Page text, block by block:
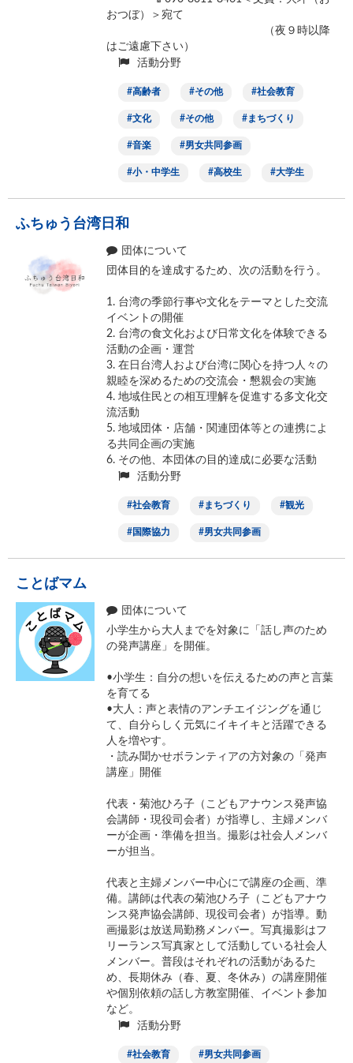
おつぼ）＞宛て
（夜９時以降
はご遠慮下さい）
活動分野
高齢者 その他 社会教育
文化 その他 まちづくり
音楽 男女共同参画
小・中学生 高校生 大学生
ふちゅう台湾日和
団体について
団体目的を達成するため、次の活動を行う。
1. 台湾の季節行事や文化をテーマとした交流
イベントの開催
2. 台湾の食文化および日常文化を体験できる
活動の企画・運営
3. 在日台湾人および台湾に関心を持つ人々の
親睦を深めるための交流会・懇親会の実施
4. 地域住民との相互理解を促進する多文化交
流活動
5. 地域団体・店舗・関連団体等との連携によ
る共同企画の実施
6. その他、本団体の目的達成に必要な活動
活動分野
社会教育 まちづくり 観光
国際協力 男女共同参画
ことばマム
団体について
小学生から大人までを対象に「話し声のため
の発声講座」を開催。
•小学生：自分の想いを伝えるための声と言葉
を育てる
•大人：声と表情のアンチエイジングを通じ
て、自分らしく元気にイキイキと活躍できる
人を増やす。
・読み聞かせボランティアの方対象の「発声
講座」開催
代表・菊池ひろ子（こどもアナウンス発声協
会講師・現役司会者）が指導し、主婦メンバ
ーが企画・準備を担当。撮影は社会人メンバ
ーが担当。
代表と主婦メンバー中心にで講座の企画、準
備。講師は代表の菊池ひろ子（こどもアナウ
ンス発声協会講師、現役司会者）が指導。動
画撮影は放送局勤務メンバー。写真撮影はフ
リーランス写真家として活動している社会人
メンバー。普段はそれぞれの活動があるた
め、長期休み（春、夏、冬休み）の講座開催
や個別依頼の話し方教室開催、イベント参加
など。
活動分野
社会教育 男女共同参画